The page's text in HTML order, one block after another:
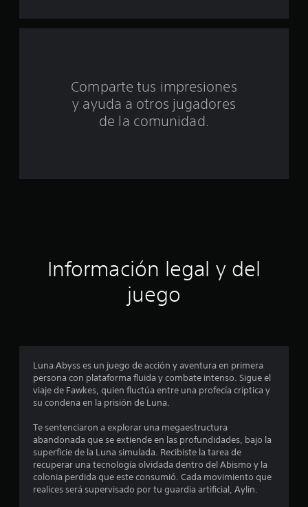
u
i
o
e
s
r
e
Comparte tus impresiones
y ayuda a otros jugadores
de la comunidad.
Información legal y del
juego
Luna Abyss es un juego de acción y aventura en primera
persona con plataforma fluida y combate intenso. Sigue el
viaje de Fawkes, quien fluctúa entre una profecía críptica y
su condena en la prisión de Luna.
Te sentenciaron a explorar una megaestructura
abandonada que se extiende en las profundidades, bajo la
superficie de la Luna simulada. Recibiste la tarea de
recuperar una tecnología olvidada dentro del Abismo y la
colonia perdida que este consumió. Cada movimiento que
realices será supervisado por tu guardia artificial, Aylin.